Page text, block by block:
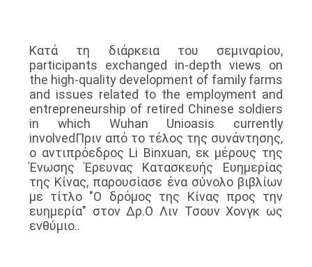
Κατά τη διάρκεια του σεμιναρίου,
participants exchanged in-depth views on
the high-quality development of family farms
and issues related to the employment and
entrepreneurship of retired Chinese soldiers
in which Wuhan Unioasis currently
involvedΠριν από το τέλος της συνάντησης,
ο αντιπρόεδρος Li Binxuan, εκ μέρους της
Ένωσης Έρευνας Κατασκευής Ευημερίας
της Κίνας, παρουσίασε ένα σύνολο βιβλίων
με τίτλο "Ο δρόμος της Κίνας προς την
ευημερία" στον Δρ.Ο Λιν Τσουν Χονγκ ως
ενθύμιο..